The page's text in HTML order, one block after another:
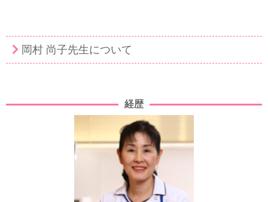
岡村 尚子先生について
経歴